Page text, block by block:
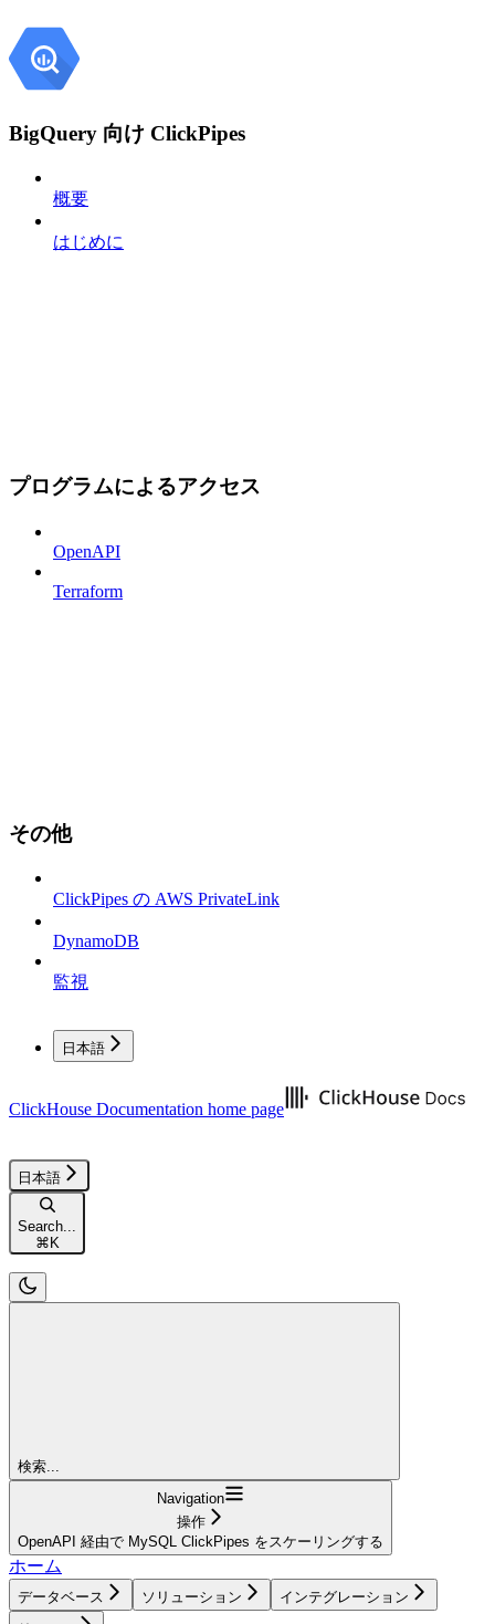
BigQuery 向け ClickPipes
概要
はじめに
プログラムによるアクセス
OpenAPI
Terraform
その他
ClickPipes の AWS PrivateLink
DynamoDB
監視
日本語
ClickHouse Documentation home page
日本語
Search...
⌘ K
検索...
Navigation
操作
OpenAPI 経由で MySQL ClickPipes をスケーリングする
ホーム
データベース ソリューション
インテグレーション